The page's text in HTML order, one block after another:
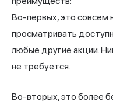
Во-первых, это совсем
просматривать
любые другие акции.
не требуется.
Во-вторых, это более